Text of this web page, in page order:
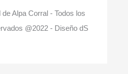
Alpa Corral - Todos los
@2022 - Diseño dS